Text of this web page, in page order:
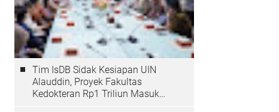
Tim IsDB Sidak Kesiapan UIN
Alauddin, Proyek Fakultas
Kedokteran Rp1 Triliun Masuk